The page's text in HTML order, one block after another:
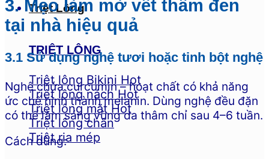
Triệt Lông
TRIỆT LÔNG
Triệt lông Bikini
Triệt lông nách
Triệt lông mặt
Triệt lông chân
Triệt ria mép
3. Mẹo làm mờ vết thâm đen
tại nhà hiệu quả
3.1 Sử dụng nghệ tươi hoặc tinh bột nghệ
Nghệ chứa curcumin – hoạt chất có khả năng
ức chế hình thành melanin. Dùng nghệ đều đặn
có thể làm sáng vùng da thâm chỉ sau 4–6 tuần.
Cách dùng: